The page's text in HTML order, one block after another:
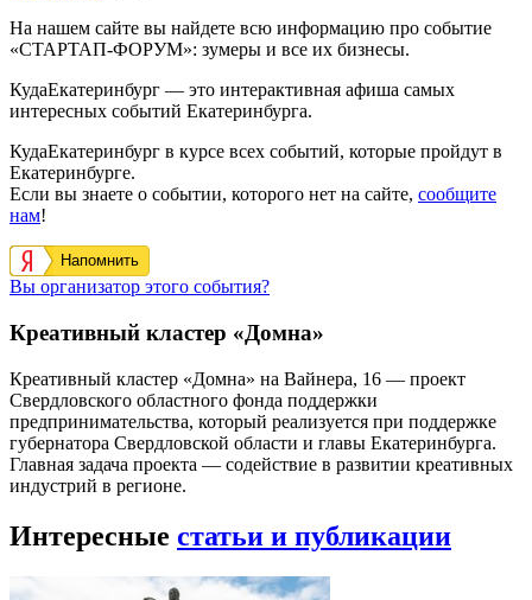
На нашем сайте вы найдете всю информацию про событие
«СТАРТАП-ФОРУМ»: зумеры и все их бизнесы.
КудаЕкатеринбург — это интерактивная афиша самых
интересных событий Екатеринбурга.
КудаЕкатеринбург в курсе всех событий, которые пройдут в
Екатеринбурге.
Если вы знаете о событии, которого нет на сайте, сообщите
нам!
Напомнить
Вы организатор этого события?
Креативный кластер «Домна»
Креативный кластер «Домна» на Вайнера, 16 — проект
Свердловского областного фонда поддержки
предпринимательства, который реализуется при поддержке
губернатора Свердловской области и главы Екатеринбурга.
Главная задача проекта — содействие в развитии креативных
индустрий в регионе.
Интересные статьи и публикации